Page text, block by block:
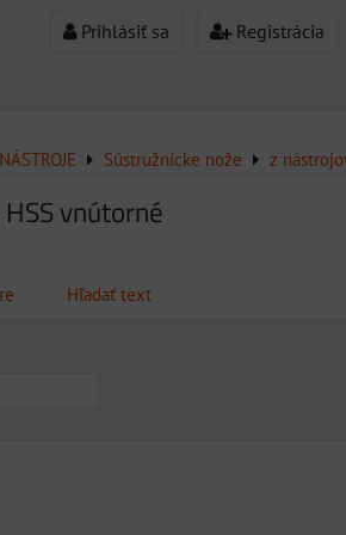
Prihlásiť sa Registrácia
Sústružnícke nože z
vnútorné
Hľadať text